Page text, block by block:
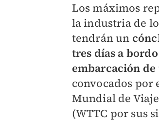
Los máximos
la industria de
tendrán un
tres días a
embarcación
convocados por
Mundial de
(WTTC por sus